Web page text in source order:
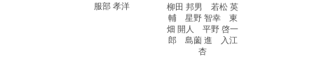
服部 孝洋
柳田 邦男 若松 英
輔 星野 智幸 東
畑 開人 平野 啓一
郎 島薗 進 入江
杏